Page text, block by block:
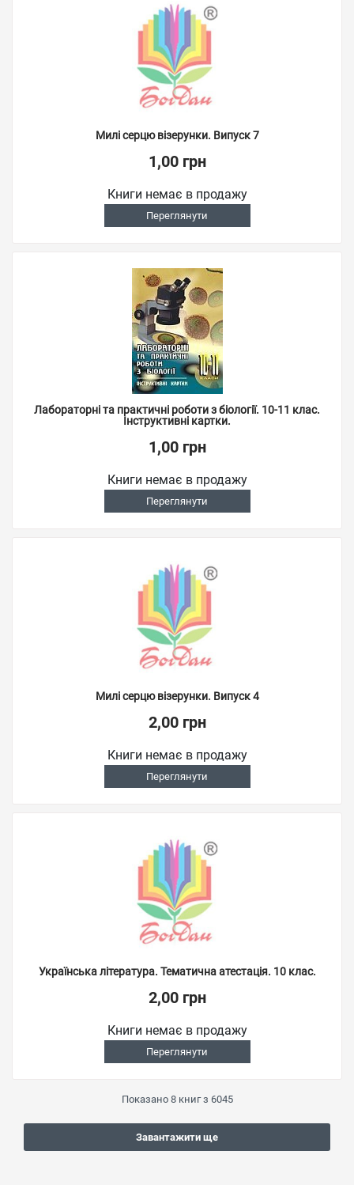
Милі серцю візерунки. Випуск 7
1,00 грн
Книги немає в продажу
Переглянути
Лабораторні та практичні роботи з біології. 10-11 клас.
Інструктивні картки.
1,00 грн
Книги немає в продажу
Переглянути
Милі серцю візерунки. Випуск 4
2,00 грн
Книги немає в продажу
Переглянути
Українська література. Тематична атестація. 10 клас.
2,00 грн
Книги немає в продажу
Переглянути
Показано 8книг з 6045
Завантажити ще